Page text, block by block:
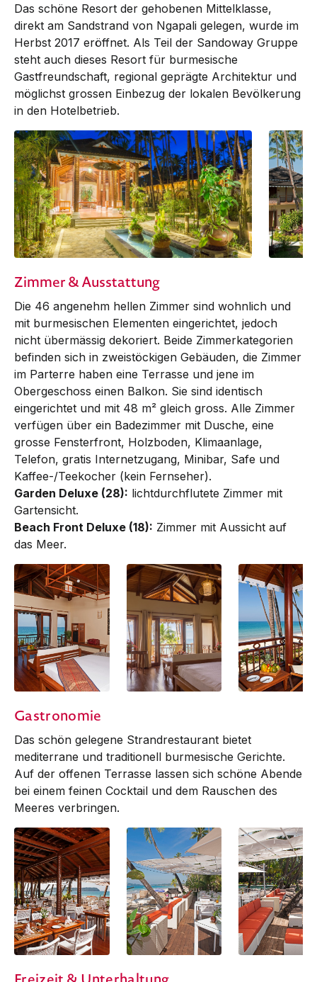
Das schöne Resort der gehobenen Mittel­klasse,
direkt am Sandstrand von Ngapali gelegen, wurde im
Herbst 2017 eröffnet. Als Teil der Sandoway Gruppe
steht auch dieses Resort für burmesische
Gast­freundschaft, regional geprägte Archi­tek­tur und
möglichst grossen Einbe­zug der lokalen Bevöl­kerung
in den Hotel­betrieb.
Zimmer & Ausstattung
Die 46 angenehm hellen Zimmer sind wohnlich und
mit burmesischen Elementen eingerichtet, jedoch
nicht übermässig dekoriert. Beide Zimmer­kate­go­rien
befinden sich in zweistöckigen Ge­­bäuden, die Zimmer
im Parterre haben eine Terrasse und jene im
Obergeschoss einen Balkon. Sie sind identisch
eingerichtet und mit 48 m² gleich gross. Alle Zimmer
ver­fügen über ein Bade­zimmer mit Dusche, eine
grosse Fenster­front, Holzboden, Klima­anlage,
Tele­fon, gratis Internet­zugang, Mini­bar, Safe und
Kaffee-/Teekocher (kein Fern­seher).
Garden Deluxe (28): lichtdurchflutete Zimmer mit
Gartensicht.
Beach Front Deluxe (18): Zimmer mit Aussicht auf
das Meer.
Gastronomie
Das schön gelegene Strand­­restaurant bietet
mediterrane und traditionell burmesische Gerichte.
Auf der offenen Terrasse lassen sich schöne Abende
bei einem feinen Cocktail und dem Rauschen des
Meeres verbringen.